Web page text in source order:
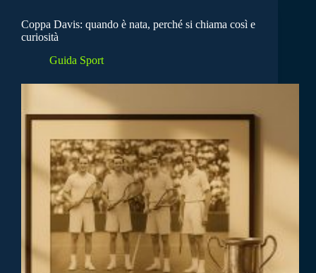
Coppa Davis: quando è nata, perché si chiama così e
curiosità
Guida Sport